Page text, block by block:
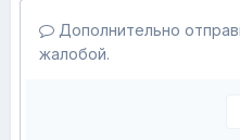
Дополнительно
жалобой.